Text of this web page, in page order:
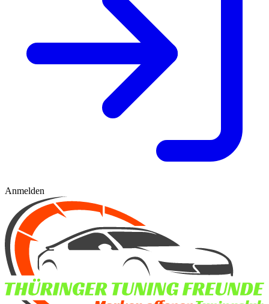
Anmelden